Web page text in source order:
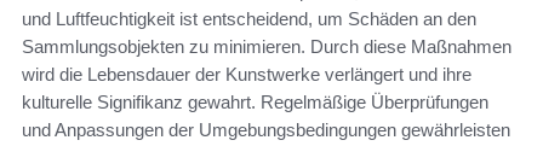
und Luftfeuchtigkeit ist entscheidend, um Schäden an den
Sammlungsobjekten zu minimieren. Durch diese Maßnahmen
wird die Lebensdauer der Kunstwerke verlängert und ihre
kulturelle Signifikanz gewahrt. Regelmäßige Überprüfungen
und Anpassungen der Umgebungsbedingungen gewährleisten